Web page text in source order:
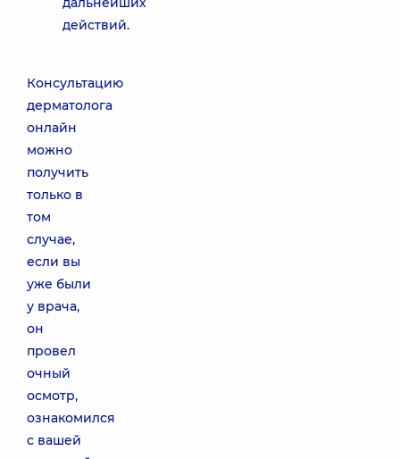
действий.
Консультацию
дерматолога
онлайн
можно
получить
только в
том
случае,
если вы
уже были
у врача,
он
провел
очный
осмотр,
ознакомился
с вашей